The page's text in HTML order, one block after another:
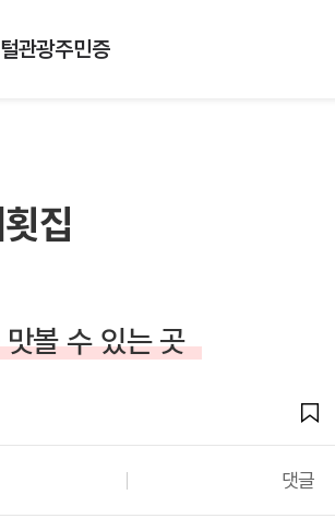
관광주민증
집
볼 수 있는 곳
댓글